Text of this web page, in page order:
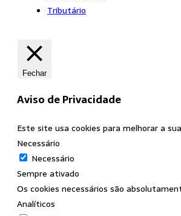
Tributário
Fechar
Aviso de Privacidade
Este site usa cookies para melhorar a
Necessário
Necessário
Sempre ativado
Os cookies necessários são
Analíticos